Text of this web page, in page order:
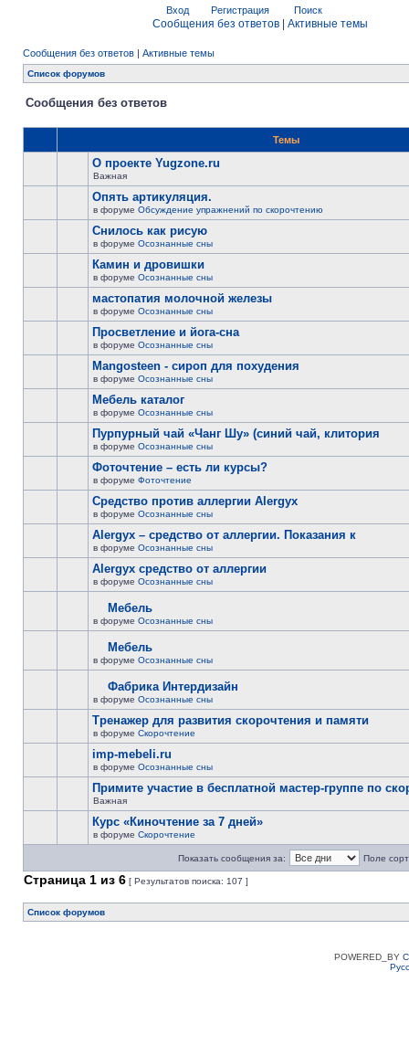
Вход Регистрация Поиск
Сообщения без ответов Активные темы
Сообщения без ответов | Активные темы
Список форумов
Сообщения без ответов
Темы
О проекте Yugzone.ru
Важная
Опять артикуляция.
в форуме Обсуждение упражнений по скорочтению
Снилось как рисую
в форуме Осознанные сны
Камин и дровишки
в форуме Осознанные сны
мастопатия молочной железы
в форуме Осознанные сны
Просветление и йога-сна
в форуме Осознанные сны
Mangosteen - сироп для похудения
в форуме Осознанные сны
Мебель каталог
в форуме Осознанные сны
Пурпурный чай «Чанг Шу» (синий чай, клитория
в форуме Осознанные сны
Фоточтение – есть ли курсы?
в форуме Фоточтение
Cредство против аллергии Alergyx
в форуме Осознанные сны
Alergyx – средство от аллергии. Показания к
в форуме Осознанные сны
Alergyx средство от аллергии
в форуме Осознанные сны
Мебель
в форуме Осознанные сны
Мебель
в форуме Осознанные сны
Фабрика Интердизайн
в форуме Осознанные сны
Тренажер для развития скорочтения и памяти
в форуме Скорочтение
imp-mebeli.ru
в форуме Осознанные сны
Примите участие в бесплатной мастер-группе по
Важная
Курс «Киночтение за 7 дней»
в форуме Скорочтение
Показать сообщения за: Поле
Страница 1 из 6 [ Результатов поиска: 107 ]
Список форумов
POWERED_BY